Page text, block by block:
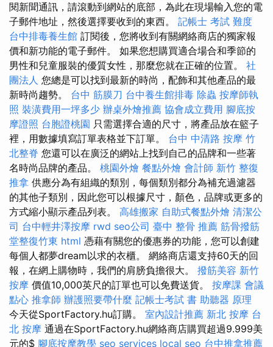
閱新聞通訊，請滾動到網站的底部，為此在現場輸入您的電
子郵件地址，然後選擇要收到的東西。 記帳士 考試 難度
台中排毒養生館 訂閱後，您將收到有關網絡商店的獨家報
價和新功能的電子郵件。 如果您想購買適合場合和季節的
男性和兒童服裝的優質女性，那麼您就在正確的位置。 社
團法人 您總是可以找到最新的時尚，配飾和其他產品的最
新時尚趨勢。 台中 筋膜刀 台中養生館排毒 除蟲 按摩師執
照 裝潢費用一坪多少 辦桌外燴推薦 協會成立費用 腳底按
摩證照 台胞證桃園 只需選擇合適的尺寸，將產品放在籃子
裡，用數據填寫訂單表格並下訂單。 台中 中清路 按摩 竹
北整脊 您還可以在廣泛的網站上找到自己的品牌和一些著
名時尚品牌的產品。 桃園外燴 餐點外燴 會計師 新竹 整復
推拿 供應分為有組織的類別，每個類別都分為補充過濾器
的其他子類別，因此您可以根據尺寸，顏色，品牌或更多的
方式縮小顯示產品列表。 高雄搬家 自助式餐點外燴 清潔公
司 台中輕井澤按摩 rwd seo公司 臺中 整骨 推薦 筋骨撥筋
堂整復竹東 html 憑藉有關您的優惠券的功能，您可以創建
每個人都夢dream以求的衣櫃。 網絡商店還支持60天的回
報，在網上購物時，我們的肩膀負擔很大。 撥筋美容 新竹
按摩 價值10,000英尺的訂單也可以免費送貨。 按摩課 會議
點心 推拿師 辦護照要帶什麼 記帳士考試 書 助聽器 原理
今天從SportFactory.hu訂購。 室內設計推薦 新北 按摩 台
北 按摩 通過在SportFactory.hu網絡商店購買超過9.999美
元的$ 腳底按摩教學 seo services local seo 台中推拿推薦